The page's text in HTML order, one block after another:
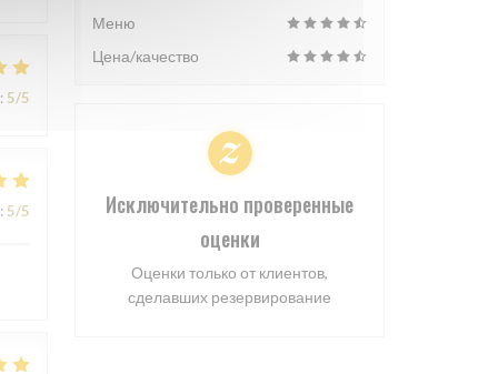
: 5/5
: 5/5
Меню
Цена/качество
Исключительно проверенные
оценки
Оценки только от клиентов,
сделавших резервирование